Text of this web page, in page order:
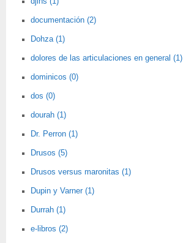
documentación (2)
Dohza (1)
dolores de las articulaciones en general (1)
dominicos (0)
dos (0)
dourah (1)
Dr. Perron (1)
Drusos (5)
Drusos versus maronitas (1)
Dupin y Varner (1)
Durrah (1)
e-libros (2)